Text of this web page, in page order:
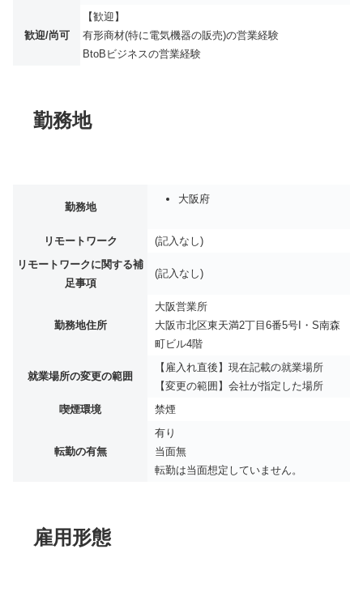
歓迎/尚可
【歓迎】
有形商材(特に電気機器の販売)の営業経験
BtoBビジネスの営業経験
勤務地
勤務地
大阪府
リモートワーク
(記入なし)
リモートワークに関する補
足事項
(記入なし)
勤務地住所
大阪営業所
大阪市北区東天満2丁目6番5号I・S南森
町ビル4階
就業場所の変更の範囲
【雇入れ直後】現在記載の就業場所
【変更の範囲】会社が指定した場所
喫煙環境
禁煙
転勤の有無
有り
当面無
転勤は当面想定していません。
雇用形態